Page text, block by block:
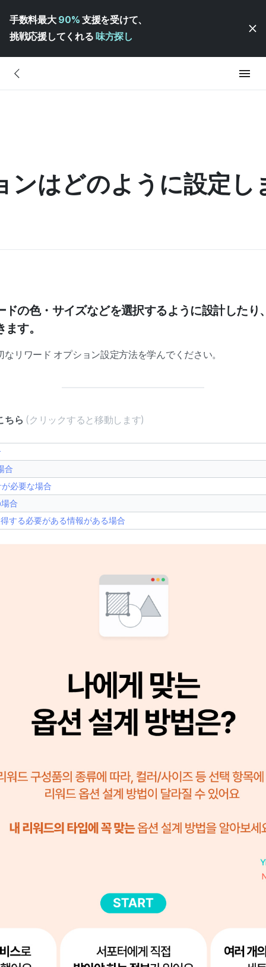
手数料最大 90% 支援を受けて、
挑戦応援してくれる 味方探し
ンはどのように設定し
ドの色・サイズなどを選択するように設計したり
す。
リワード オプション設定方法を学んでください。
ちら (クリックすると移動します)
合
必要な場合
合
する必要がある情報がある場合